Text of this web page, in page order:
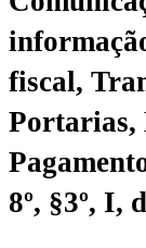
fiscal,
Portarias,
8º, §3º, I,